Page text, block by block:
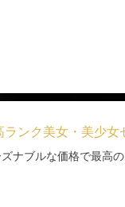
ンク美女・美少女
ナブルな価格で最高